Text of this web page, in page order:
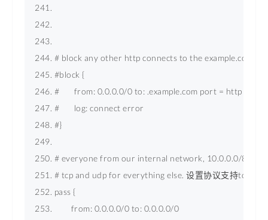
# block any other http connects to the example.com
#block {
#       from: 0.0.0.0/0 to: .example.com port = http
#       log: connect error
#}
# everyone from our internal network, 10.0.0.0/8 is
# tcp and udp for everything else. 设置协议支持tcp和
pass {
from: 0.0.0.0/0 to: 0.0.0.0/0